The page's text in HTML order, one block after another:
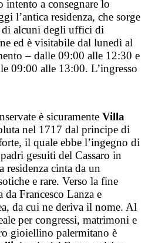
intento a consegnare lo
l’antica residenza, che sorge
di alcuni degli uffici di
ed è visitabile dal lunedì al
– dalle 09:00 alle 12:30 e
09:00 alle 13:00. L’ingresso
è sicuramente Villa
nel 1717 dal principe di
il quale ebbe l’ingegno di
gesuiti del Cassaro in
residenza cinta da un
e rare. Verso la fine
da Francesco Lanza e
da cui ne deriva il nome. Al
per congressi, matrimoni e
gioiellino palermitano è